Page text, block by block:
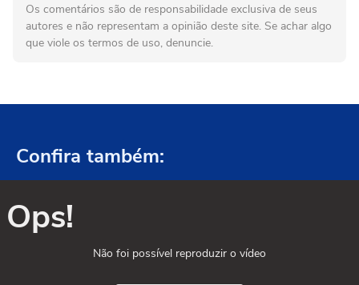
Os comentários são de responsabilidade exclusiva de seus
autores e não representam a opinião deste site. Se achar algo
que viole os termos de uso, denuncie.
Confira também:
Ops!
Não foi possível reproduzir o vídeo